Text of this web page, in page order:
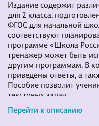
Издание содержит
для 2 класса,
ФГОС для начальной
соответствуют
программе «Школа
тренажер может быть
другим программам. В
приведены ответы, а
Пособие позволит
текстовых задач.
Предназначается
и их родителям.
Перейти к описанию